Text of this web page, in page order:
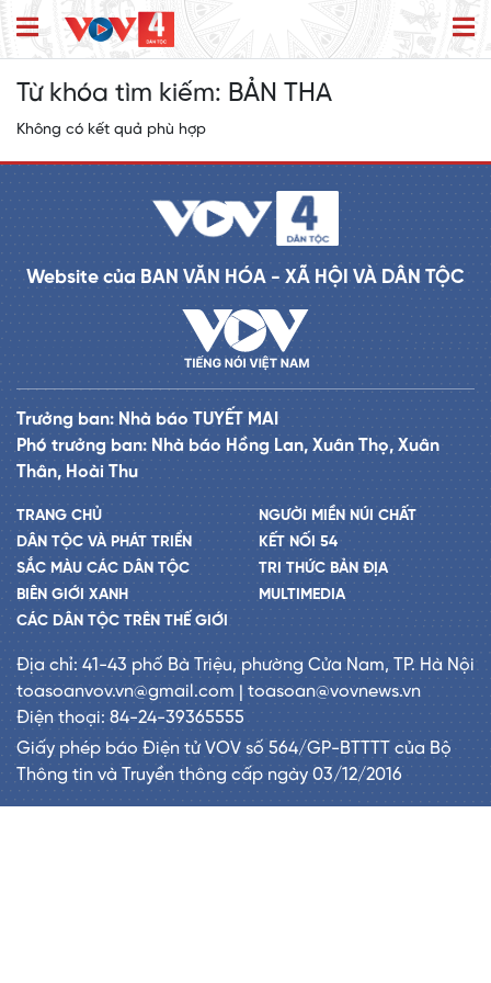
Từ khóa tìm kiếm: BẢN THA
Không có kết quả phù hợp
Website của BAN VĂN HÓA - XÃ HỘI VÀ DÂN TỘC
Trưởng ban: Nhà báo TUYẾT MAI
Phó trưởng ban: Nhà báo Hồng Lan, Xuân Thọ, Xuân
Thân, Hoài Thu
TRANG CHỦ
DÂN TỘC VÀ PHÁT TRIỂN
SẮC MÀU CÁC DÂN TỘC
BIÊN GIỚI XANH
CÁC DÂN TỘC TRÊN THẾ GIỚI
NGƯỜI MIỀN NÚI CHẤT
KẾT NỐI 54
TRI THỨC BẢN ĐỊA
MULTIMEDIA
Địa chỉ: 41-43 phố Bà Triệu, phường Cửa Nam, TP. Hà Nội
toasoanvov.vn@gmail.com | toasoan@vovnews.vn
Điện thoại: 84-24-39365555
Giấy phép báo Điện tử VOV số 564/GP-BTTTT của Bộ
Thông tin và Truyền thông cấp ngày 03/12/2016